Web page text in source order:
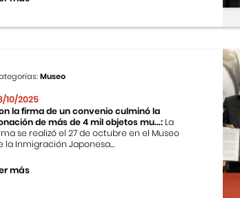
Museo
10/2025
la firma de un convenio culminó la
de más de 4 mil objetos mu...: La
se realizó el 27 de octubre en el Museo
la Inmigración Japonesa...
más